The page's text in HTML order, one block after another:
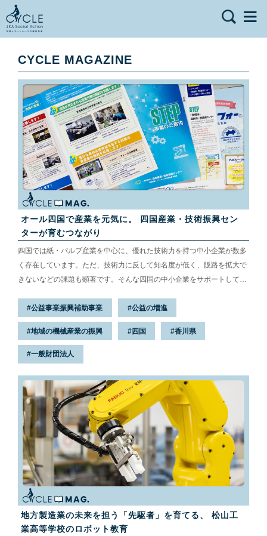
CYCLE MAGAZINE
オール四国で産業を元気に。 四国産業・技術振興セン
ターが育むつながり
四国では紙・パルプ産業を中心に、優れた技術力を持つ中小企業が数多
く存在しています。ただ、技術力に反して知名度が低く、販路を拡大で
きないなどの課題も顕著です。そんな四国の中小企業をサポートしてい
今回はSTEPの活動内容や、とくに力を入れている分野など、さまざま
なお話を伺いました。
公益事業振興補助事業 公益の増進
地域の機械産業の振興 四国 香川県
一般財団法人
地方製造業の未来を担う「先駆者」を育てる、 松山工
業高等学校のロボット教育